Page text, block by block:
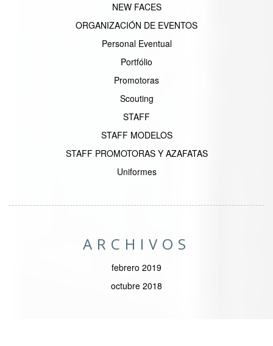
NEW FACES
ORGANIZACIÓN DE EVENTOS
Personal Eventual
Portfólio
Promotoras
Scouting
STAFF
STAFF MODELOS
STAFF PROMOTORAS Y AZAFATAS
Uniformes
ARCHIVOS
febrero 2019
octubre 2018